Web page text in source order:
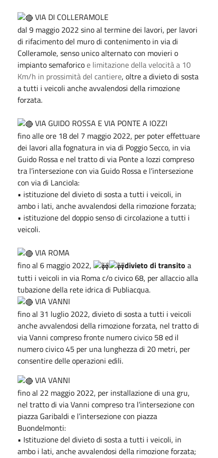
VIA DI COLLERAMOLE
dal 9 maggio 2022 sino al termine dei lavori, per lavori
di rifacimento del muro di contenimento in via di
Colleramole, senso unico alternato con movieri o
impianto semaforicoe limitazione della velocità a 10
Km/h in prossimità del cantiere, oltre a divieto di sosta
a tutti i veicoli anche avvalendosi della rimozione
forzata.
VIA GUIDO ROSSA E VIA PONTE A IOZZI
fino alle ore 18 del 7 maggio 2022, per poter effettuare
dei lavori alla fognatura in via di Poggio Secco, in via
Guido Rossa e nel tratto di via Ponte a Iozzi compreso
tra l’intersezione con via Guido Rossa e l’intersezione
con via di Lanciola:
• istituzione del divieto di sosta a tutti i veicoli, in
ambo i lati, anche avvalendosi della rimozione forzata;
• istituzione del doppio senso di circolazione a tutti i
veicoli.
VIA ROMA
fino al 6 maggio 2022,
divieto di transito a
tutti i veicoli in via Roma c/o civico 68, per allaccio alla
tubazione della rete idrica di Publiacqua.
VIA VANNI
fino al 31 luglio 2022, divieto di sosta a tutti i veicoli
anche avvalendosi della rimozione forzata, nel tratto di
via Vanni compreso fronte numero civico 58 ed il
numero civico 45 per una lunghezza di 20 metri, per
consentire delle operazioni edili.
VIA VANNI
fino al 22 maggio 2022, per installazione di una gru,
nel tratto di via Vanni compreso tra l’intersezione con
piazza Garibaldi e l’intersezione con piazza
Buondelmonti:
• Istituzione del divieto di sosta a tutti i veicoli, in
ambo i lati, anche avvalendosi della rimozione forzata;